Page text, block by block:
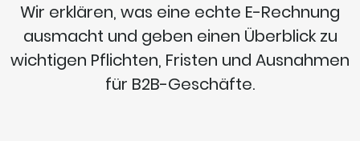
Wir erklären, was eine echte E-Rechnung
ausmacht und geben einen Überblick zu
wichtigen Pflichten, Fristen und Ausnahmen
für B2B-Geschäfte.